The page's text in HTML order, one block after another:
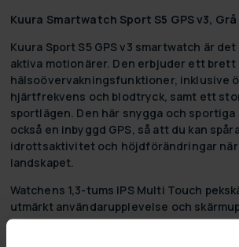
Kuura Smartwatch Sport S5 GPS v3, Grå
Kuura Sport S5 GPS v3 smartwatch är
aktiva motionärer. Den erbjuder ett brett
hälsoövervakningsfunktioner, inklusive
hjärtfrekvens och blodtryck, samt ett
sportlägen. Den här snygga och sportiga
också en inbyggd GPS, så att du kan
idrottsaktivitet och höjdförändringar när
landskapet.
Watchens 1,3-tums IPS Multi Touch
utmärkt användarupplevelse och
240x240 px säkerställer en klar och
kan kopplas ihop med en telefon med